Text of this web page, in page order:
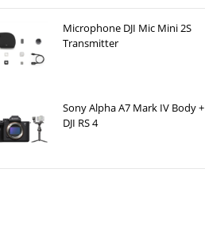
Microphone DJI Mic Mini 2S
Transmitter
Sony Alpha A7 Mark IV Body +
DJI RS 4